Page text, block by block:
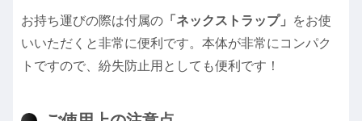
お持ち運びの際は付属の 「ネックストラップ」
をお使
いいただくと非常に便利です。本体が非常にコンパク
トですので、紛失防止用としても便利です！